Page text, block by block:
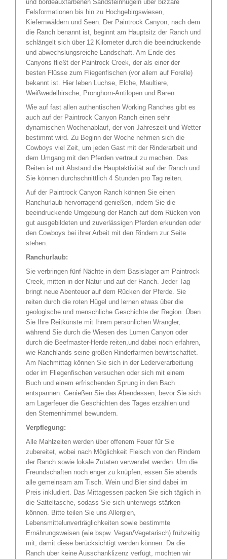
und bordeauxfarbenen Sandsteinhügeln über bizzare
Felsformationen bis hin zu Hochgebirgswiesen,
Kiefernwäldern und Seen. Der Paintrock Canyon, nach dem
die Ranch benannt ist, beginnt am Hauptsitz der Ranch und
schlängelt sich über 12 Kilometer durch die beeindruckende
und abwechslungsreiche Landschaft. Am Ende des
Canyons fließt der Paintrock Creek, der als einer der
besten Flüsse zum Fliegenfischen (vor allem auf Forelle)
bekannt ist. Hier leben Luchse, Elche, Maultiere,
Weißwedelhirsche, Pronghorn-Antilopen und Bären.
Wie auf fast allen authentischen Working Ranches gibt es
auch auf der Paintrock Canyon Ranch einen sehr
dynamischen Wochenablauf, der von Jahreszeit und Wetter
bestimmt wird. Zu Beginn der Woche nehmen sich die
Cowboys viel Zeit, um jeden Gast mit der Rinderarbeit und
dem Umgang mit den Pferden vertraut zu machen. Das
Reiten ist mit Abstand die Hauptaktivität auf der Ranch und
Sie können durchschnittlich 4 Stunden pro Tag reiten.
Auf der Paintrock Canyon Ranch können Sie einen
Ranchurlaub hervorragend genießen, indem Sie die
beeindruckende Umgebung der Ranch auf dem Rücken von
gut ausgebildeten und zuverlässigen Pferden erkunden oder
den Cowboys bei ihrer Arbeit mit den Rindern zur Seite
stehen.
Ranchurlaub:
Sie verbringen fünf Nächte in dem Basislager am Paintrock
Creek, mitten in der Natur und auf der Ranch. Jeder Tag
bringt neue Abenteuer auf dem Rücken der Pferde. Sie
reiten durch die roten Hügel und lernen etwas über die
geologische und menschliche Geschichte der Region. Üben
Sie Ihre Reitkünste mit Ihrem persönlichen Wrangler,
während Sie durch die Wiesen des Lumen Canyon oder
durch die Beefmaster-Herde reiten,und dabei noch erfahren,
wie Ranchlands seine großen Rinderfarmen bewirtschaftet.
Am Nachmittag können Sie sich in der Lederverarbeitung
oder im Fliegenfischen versuchen oder sich mit einem
Buch und einem erfrischenden Sprung in den Bach
entspannen. Genießen Sie das Abendessen, bevor Sie sich
am Lagerfeuer die Geschichten des Tages erzählen und
den Sternenhimmel bewundern.
Verpflegung:
Alle Mahlzeiten werden über offenem Feuer für Sie
zubereitet, wobei nach Möglichkeit Fleisch von den Rindern
der Ranch sowie lokale Zutaten verwendet werden. Um die
Freundschaften noch enger zu knüpfen, essen Sie abends
alle gemeinsam am Tisch. Wein und Bier sind dabei im
Preis inkludiert. Das Mittagessen packen Sie sich täglich in
die Satteltasche, sodass Sie sich unterwegs stärken
können. Bitte teilen Sie uns Allergien,
Lebensmittelunverträglichkeiten sowie bestimmte
Ernährungsweisen (wie bspw. Vegan/Vegetarisch) frühzeitig
mit, damit diese berücksichtigt werden können. Da die
Ranch über keine Ausschanklizenz verfügt, möchten wir